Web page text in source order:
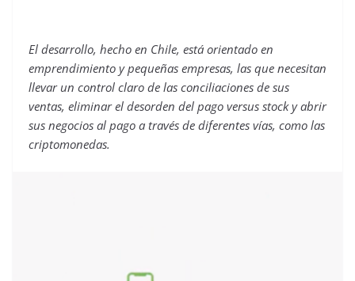
El desarrollo, hecho en Chile, está orientado en
emprendimiento y pequeñas empresas, las que necesitan
llevar un control claro de las conciliaciones de sus
ventas, eliminar el desorden del pago versus stock y abrir
sus negocios al pago a través de diferentes vías, como las
criptomonedas.